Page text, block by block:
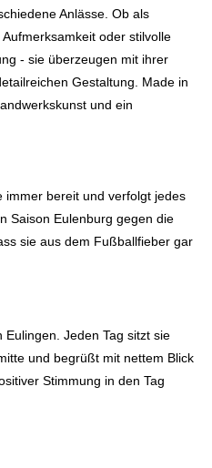
Anlässe. Ob als
oder stilvolle
- sie überzeugen mit ihrer
Gestaltung. Made in
und ein
immer bereit und verfolgt jedes
Saison Eulenburg gegen die
sie aus dem Fußballfieber gar
Eulingen. Jeden Tag sitzt sie
und begrüßt mit nettem Blick
Stimmung in den Tag